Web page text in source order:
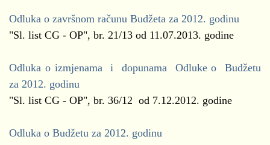
Odluka o završnom računu Budžeta za 2012. godinu
"Sl. list CG - OP", br. 21/13 od 11.07.2013. godine
Odluka o izmjenama i dopunama Odluke o Budžetu
za 2012. godinu
"Sl. list CG - OP", br. 36/12 od 7.12.2012. godine
Odluka o Budžetu za 2012. godinu